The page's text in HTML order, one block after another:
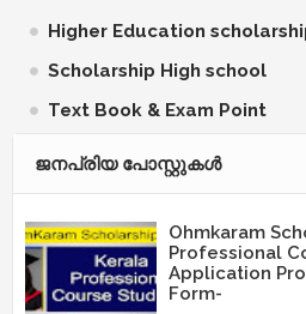
Higher Education
Scholarship High school
Text Book & Exam Point
ജനപ്രിയ പോസ്റ്റുകള്‍‌
Ohmkaram
Professional
Application
Form-